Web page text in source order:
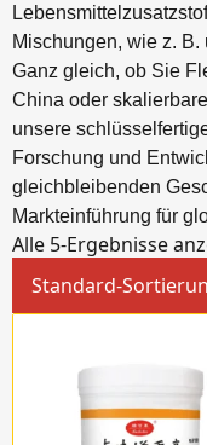
Mischungen, wie z.
Ganz gleich, ob Sie
China oder
unsere
Forschung und
gleichbleibenden
Markteinführung für
Alle 5-Ergebnisse